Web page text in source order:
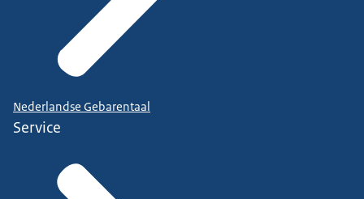
Nederlandse Gebarentaal
Service